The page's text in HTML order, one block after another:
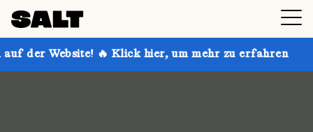
🔥 Klick hier, um mehr zu erfahren Hol dir bis zu